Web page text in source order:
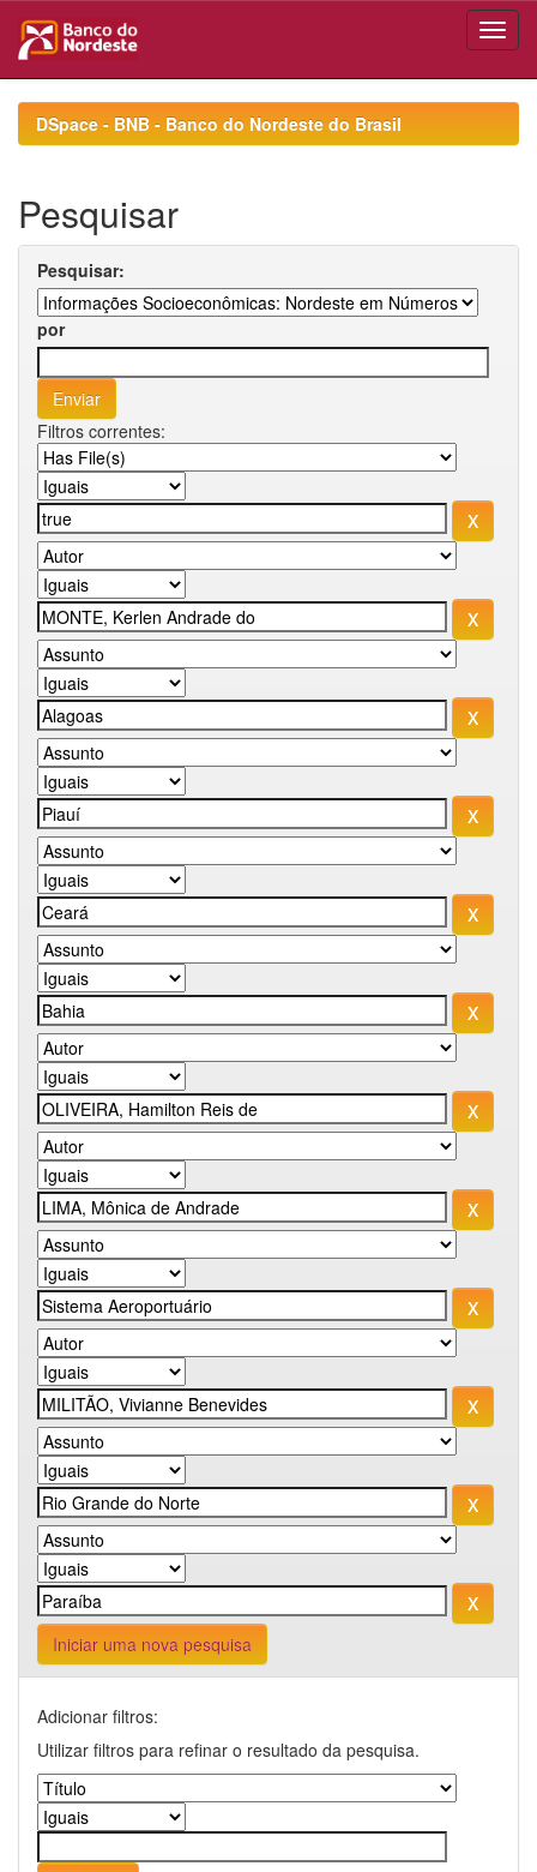
navigationDSpace - BNB - Banco do Nordeste do Brasil
Pesquisar
Pesquisar:
por
Filtros correntes:
Iniciar uma nova pesquisa
Adicionar filtros:
Utilizar filtros para refinar o resultado da pesquisa.